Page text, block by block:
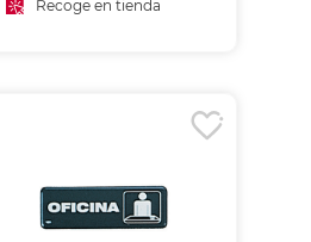
Recoge en tienda